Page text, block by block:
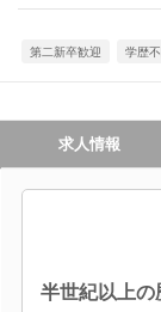
第二新卒歓迎 学歴
求人情報
半世紀以上の